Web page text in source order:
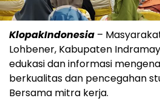
KlopakIndonesia –
Lohbener, Kabupaten
edukasi dan informasi
berkualitas dan pencegahan
Bersama mitra kerja.